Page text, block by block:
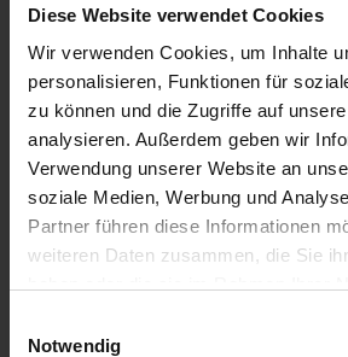
Diese Website verwendet Cookies
Wir verwenden Cookies, um Inhalte
personalisieren, Funktionen für
zu können und die Zugriffe auf
analysieren. Außerdem geben wir
Verwendung unserer Website an
soziale Medien, Werbung und
Partner führen diese Informationen
weiteren Daten zusammen, die Sie
Notwendig
August 2024
Juli 2024
Juni 2024
April 2024